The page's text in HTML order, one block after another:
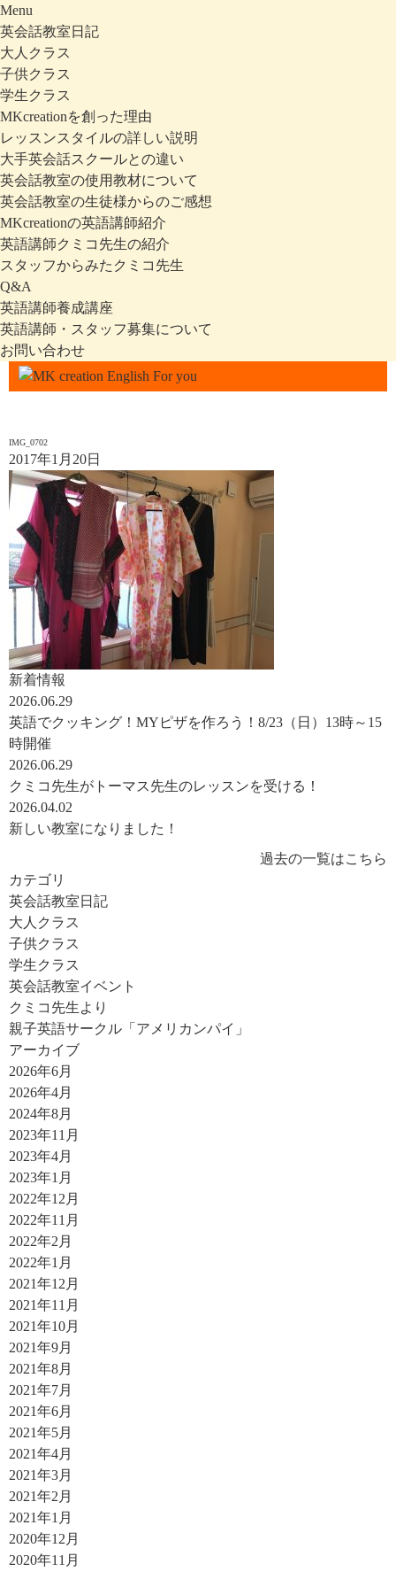
Menu
英会話教室日記
大人クラス
子供クラス
学生クラス
MKcreationを創った理由
レッスンスタイルの詳しい説明
大手英会話スクールとの違い
英会話教室の使用教材について
英会話教室の生徒様からのご感想
MKcreationの英語講師紹介
英語講師クミコ先生の紹介
スタッフからみたクミコ先生
Q&A
英語講師養成講座
英語講師・スタッフ募集について
お問い合わせ
IMG_0702
2017年1月20日
新着情報
2026.06.29
英語でクッキング！MYピザを作ろう！8/23（日）13時～15
時開催
2026.06.29
クミコ先生がトーマス先生のレッスンを受ける！
2026.04.02
新しい教室になりました！
過去の一覧はこちら
カテゴリ
英会話教室日記
大人クラス
子供クラス
学生クラス
英会話教室イベント
クミコ先生より
親子英語サークル「アメリカンパイ」
アーカイブ
2026年6月
2026年4月
2024年8月
2023年11月
2023年4月
2023年1月
2022年12月
2022年11月
2022年2月
2022年1月
2021年12月
2021年11月
2021年10月
2021年9月
2021年8月
2021年7月
2021年6月
2021年5月
2021年4月
2021年3月
2021年2月
2021年1月
2020年12月
2020年11月